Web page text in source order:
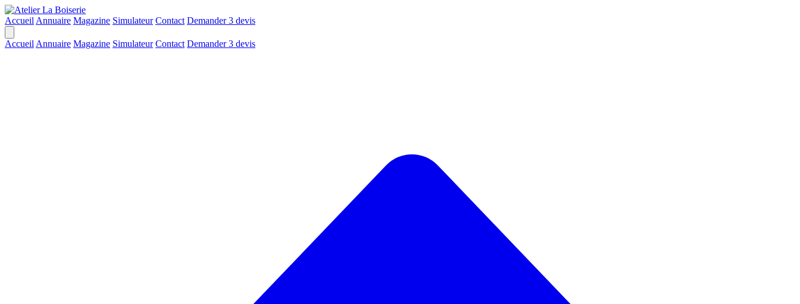
Accueil Annuaire Magazine Simulateur Contact Demander 3 devis
Accueil Annuaire Magazine Simulateur Contact Demander 3 devis